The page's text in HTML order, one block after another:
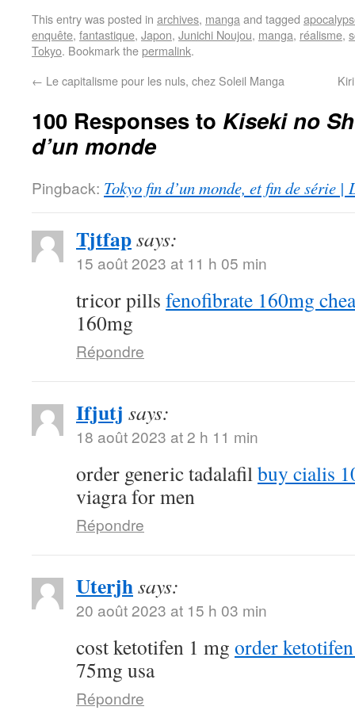
This entry was posted in archives, manga and tagged
enquête, fantastique, Japon, Junichi Noujou, manga, réalisme,
Tokyo. Bookmark thepermalink.
← Le capitalisme pour les nuls, chez Soleil Manga
100 Responses to Kiseki no
d’un monde
Pingback: Tokyo fin d’un monde, et fin de série |
Tjtfapsays:
15 août 2023 at 11 h 05 min
tricor pills fenofibrate 160mg
160mg
Répondre
Ifjutj says:
18 août 2023 at 2 h 11 min
order generic tadalafilbuy cialis
viagra for men
Répondre
Uterjhsays:
20 août 2023 at 15 h 03 min
cost ketotifen 1 mg order
75mg usa
Répondre